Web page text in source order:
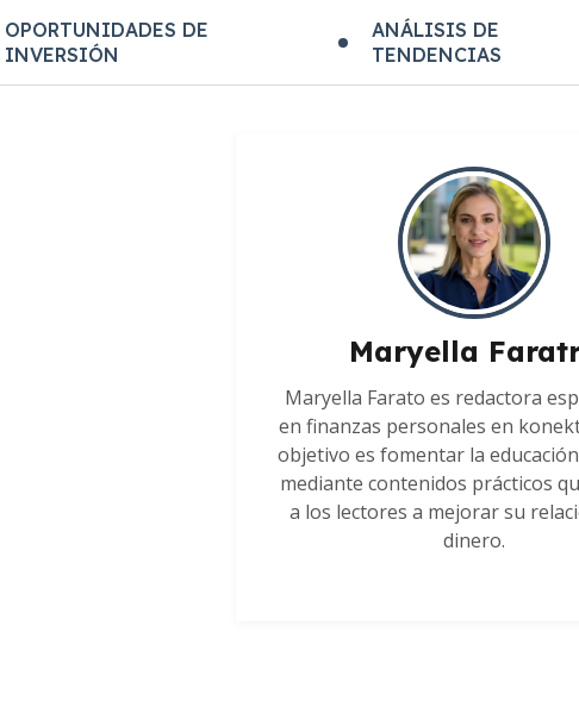
OPORTUNIDADES DE
INVERSIÓN
ANÁLISIS DE
TENDENCIAS
Maryella
Maryella Farato es redactora
en finanzas personales en
objetivo es fomentar la
mediante contenidos prácticos
a los lectores a mejorar su
dinero.